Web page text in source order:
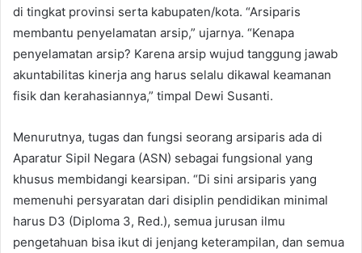
di tingkat provinsi serta kabupaten/kota. “Arsiparis
membantu penyelamatan arsip,” ujarnya. “Kenapa
penyelamatan arsip? Karena arsip wujud tanggung jawab
akuntabilitas kinerja ang harus selalu dikawal keamanan
fisik dan kerahasiannya,” timpal Dewi Susanti.
Menurutnya, tugas dan fungsi seorang arsiparis ada di
Aparatur Sipil Negara (ASN) sebagai fungsional yang
khusus membidangi kearsipan. “Di sini arsiparis yang
memenuhi persyaratan dari disiplin pendidikan minimal
harus D3 (Diploma 3, Red.), semua jurusan ilmu
pengetahuan bisa ikut di jenjang keterampilan, dan semua